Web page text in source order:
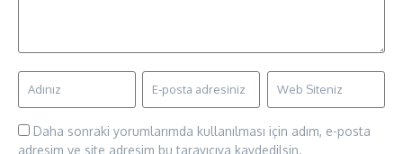
Daha sonraki yorumlarımda kullanılması için adım, e-posta
adresim ve site adresim bu tarayıcıya kaydedilsin.